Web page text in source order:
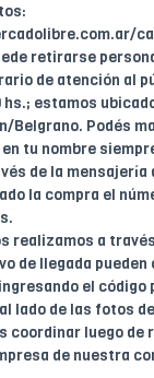
retirarse
de atención al
hs.; estamos
Belgrano. Podés
tu nombre
de la mensajería
la compra el
realizamos a
de llegada
el código
lado de las fotos
coordinar luego de
de nuestra